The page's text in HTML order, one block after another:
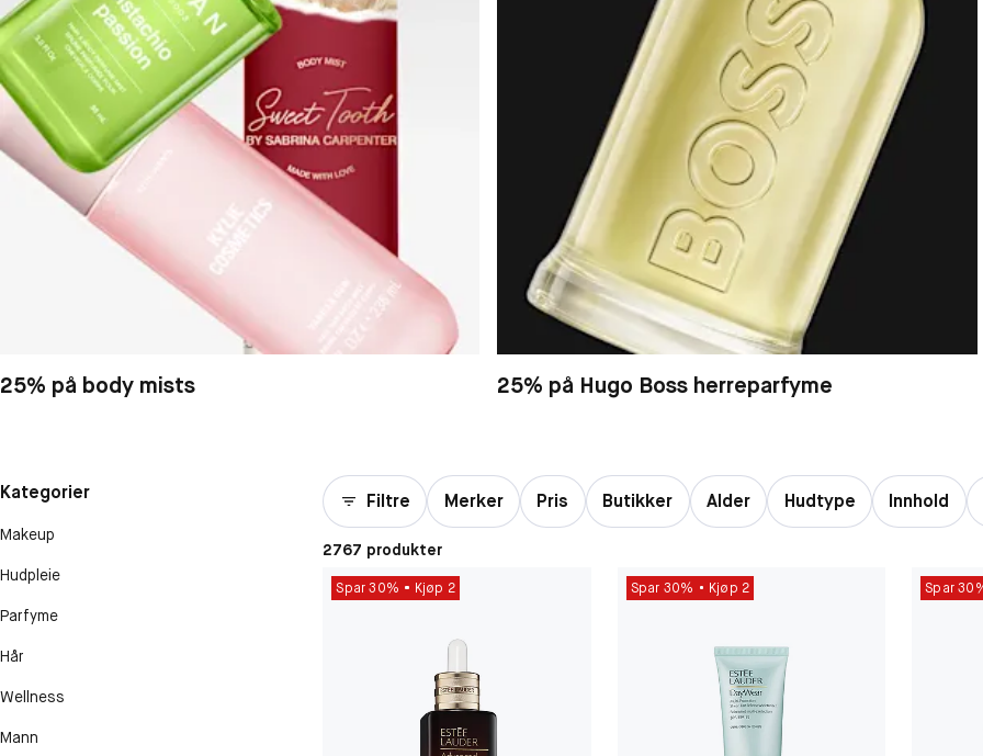
25% på body mists 25% på Hugo Boss herreparfyme
Kategorier
Makeup
Hudpleie
Parfyme
Hår
Wellness
Mann
Filtre Merker Pris Butikker Alder Hudtype Innhold
2767 produkter
Spar 30% Kjøp 2 Spar 30% Kjøp 2 Spar